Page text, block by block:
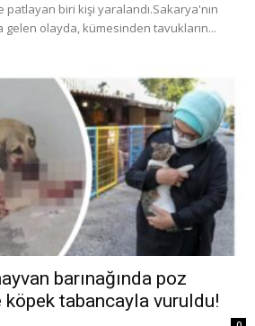
biri kişi yaralandı.Sakarya'nın
olayda, kümesinden tavukların...
barınağında poz
köpek tabancayla vuruldu!